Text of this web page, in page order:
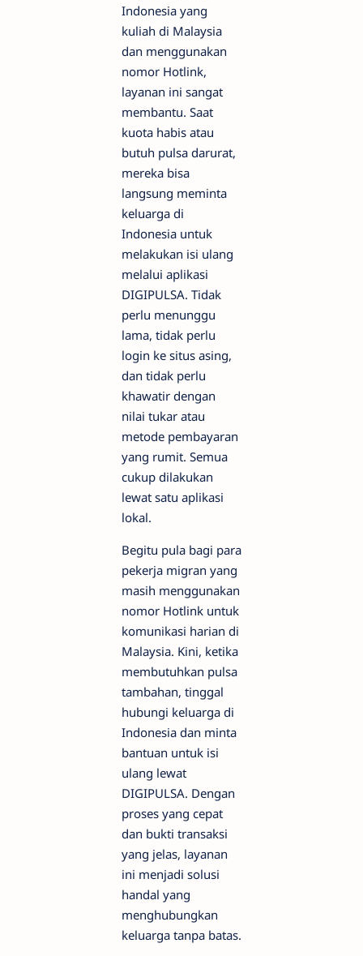
Indonesia yang
kuliah di Malaysia
dan menggunakan
nomor Hotlink,
layanan ini sangat
membantu. Saat
kuota habis atau
butuh pulsa darurat,
mereka bisa
langsung meminta
keluarga di
Indonesia untuk
melakukan isi ulang
melalui aplikasi
DIGIPULSA. Tidak
perlu menunggu
lama, tidak perlu
login ke situs asing,
dan tidak perlu
khawatir dengan
nilai tukar atau
metode pembayaran
yang rumit. Semua
cukup dilakukan
lewat satu aplikasi
lokal.
Begitu pula bagi para
pekerja migran yang
masih menggunakan
nomor Hotlink untuk
komunikasi harian di
Malaysia. Kini, ketika
membutuhkan pulsa
tambahan, tinggal
hubungi keluarga di
Indonesia dan minta
bantuan untuk isi
ulang lewat
DIGIPULSA. Dengan
proses yang cepat
dan bukti transaksi
yang jelas, layanan
ini menjadi solusi
handal yang
menghubungkan
keluarga tanpa batas.